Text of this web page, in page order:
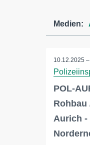
Medien:
10.12.2025
POL-
Rohbau
Aurich -